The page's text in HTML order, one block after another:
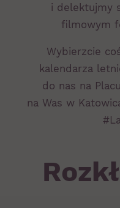
i delektujmy
filmowym
Wybierzcie
kalendarza
do nas na
na Was w